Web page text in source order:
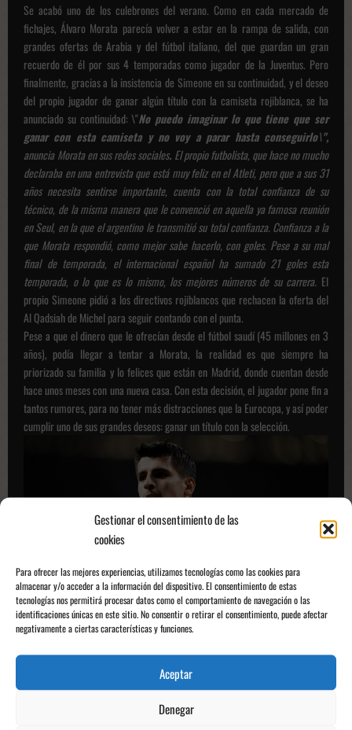
Gestionar el consentimiento de las
cookies
Para ofrecer las mejores experiencias, utilizamos tecnologías como las cookies para
almacenar y/o acceder a la información del dispositivo. El consentimiento de estas
tecnologías nos permitirá procesar datos como el comportamiento de navegación o las
identificaciones únicas en este sitio. No consentir o retirar el consentimiento, puede afectar
negativamente a ciertas características y funciones.
Aceptar
Denegar
Se acabó uno de los culebrones del verano. Como en cada mercado de
fichajes, Álvaro Morata parecía volver a estar en la rampa de salida, con
grandes ofertas de Arabia y del fútbol italiano, del que guardan un gran
recuerdo de él por sus 4 temporadas como jugador de la Juventus. Pero
finalmente, gracias a la insistencia de Simeone en su continuidad, y el deseo
del propio jugador de ganar algún título con la camiseta rojiblanca, se ha
anunciado su continuidad: \"No puedo imaginar lo que tiene que ser
ganar con esta camiseta y no voy a parar hasta conseguirlo\",
anuncia Morata en sus redes sociales. El propio futbolista, que hace no mucho
declaraba en una entrevista que está muy feliz en el Atleti, pero que a sus 31
años necesita sentirse importante, cuenta con la total confianza de su
técnico, de la misma manera que le convenció en aquella ya famosa reunión
en Seul, en la que el argentino le transmitió su total confianza. Confianza a la
que Morata respondió, como mejor sabe hacerlo, con goles. Pese a su mal
final de temporada, el internacional español ha sumado 21 goles esta
temporada, o lo que es lo mismo, los mejores números de su carrera. El
propio Simeone pidió a los directivos rojiblancos que rechacen la oferta del
Al Qadsiah de Michel para seguir contando con el punta.
Pese a que el dinero que le ofrecían desde el fútbol saudí (45 millones en 3
años), podía llegar a tentar a Morata, la realidad es que siempre ha
priorizado su familia y lo felices que están en Madrid, donde cuentan desde
hace unos meses con una nueva casa. Con esta decisión, el jugador pone fin a
tantos rumores, para no tener más distracciones que la Eurocopa, y así poder
cumplir uno de sus grandes deseos: ganar un título con la selección.
Fuente: ESPN
N
a
Portugal gana en penaltis con una actuación histórica de Diogo